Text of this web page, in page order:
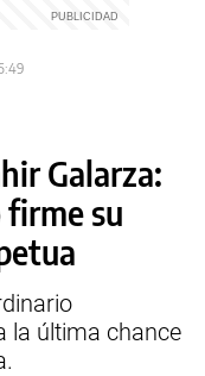
Galarza:
firme su
la última chance